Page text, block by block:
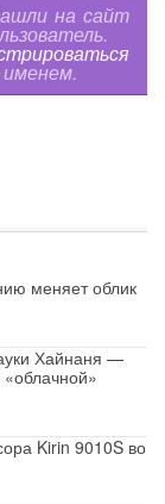
на сайт
меняет облик
Хайнаня —
Kirin 9010S во